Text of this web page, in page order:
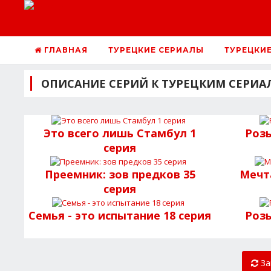
ГЛАВНАЯ ТУРЕЦКИЕ СЕРИАЛЫ
ОПИСАНИЕ СЕРИЙ К ТУРЕЦКИМ
Это всего лишь Стамбул 1
серия
Преемник: зов предков 35
серия
Семья - это испытание 18 серия